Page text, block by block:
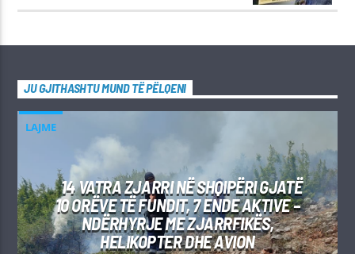
JU GJITHASHTU MUND TË PËLQENI
LAJME
14 VATRA ZJARRI NË SHQIPËRI GJATË
10 ORËVE TË FUNDIT, 7 ENDE AKTIVE –
NDËRHYRJE ME ZJARRFIKËS,
HELIKOPTER DHE AVION